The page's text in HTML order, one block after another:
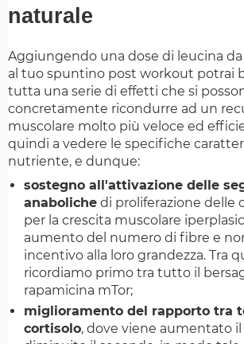
naturale
Aggiungendo una dose di leucina
al tuo spuntino post workout potrai
tutta una serie di effetti che si
concretamente ricondurre ad un
muscolare molto più veloce ed
quindi a vedere le specifiche
nutriente, e dunque:
sostegno all'attivazione delle
anaboliche di proliferazione delle
per la crescita muscolare
aumento del numero di fibre e
incentivo alla loro grandezza. Tra
ricordiamo primo tra tutto il
rapamicina mTor;
miglioramento del rapporto tra
cortisolo, dove viene aumentato